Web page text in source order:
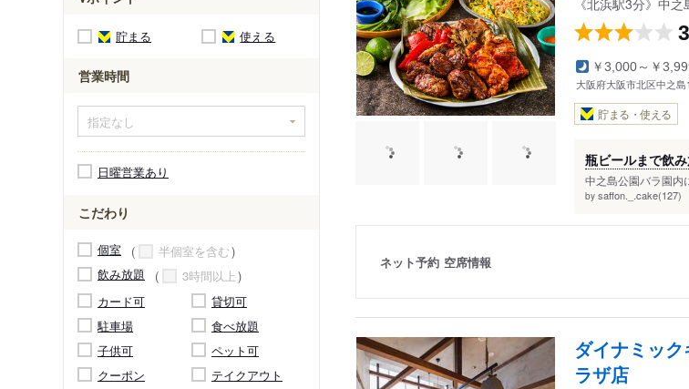
貯まる 使える
営業時間
日曜営業あり
こだわり
個室
半個室を含む
飲み放題
3時間以上
カード可
貸切可
駐車場
食べ放題
子供可
ペット可
クーポン
テイクアウト
￥3,000～￥
大阪府大阪市北区中之
貯まる・使える
瓶ビールまで飲
中之島公園バラ園内
by saffon._.cake(127)
ネット予約 空席情報
ダイナミッ
ラザ店